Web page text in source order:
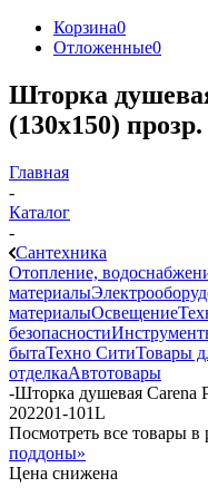
Корзина0
Отложенные0
Шторка
(130x150)
Главная
-
Каталог
-
Сантехника
Отопление,
материалы
материалыОсвещение
безопасности
бытаТехно СитиТовары
отделкаАвтотовары
-Шторка душевая Carena
202201-101L
Посмотреть все товары в
поддоны»
Цена снижена